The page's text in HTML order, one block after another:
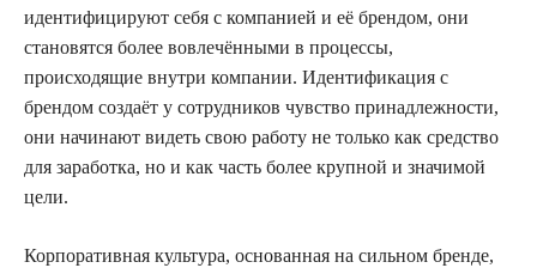
идентифицируют себя с компанией и её брендом, они
становятся более вовлечёнными в процессы,
происходящие внутри компании. Идентификация с
брендом создаёт у сотрудников чувство принадлежности,
они начинают видеть свою работу не только как средство
для заработка, но и как часть более крупной и значимой
цели.
Корпоративная культура, основанная на сильном бренде,